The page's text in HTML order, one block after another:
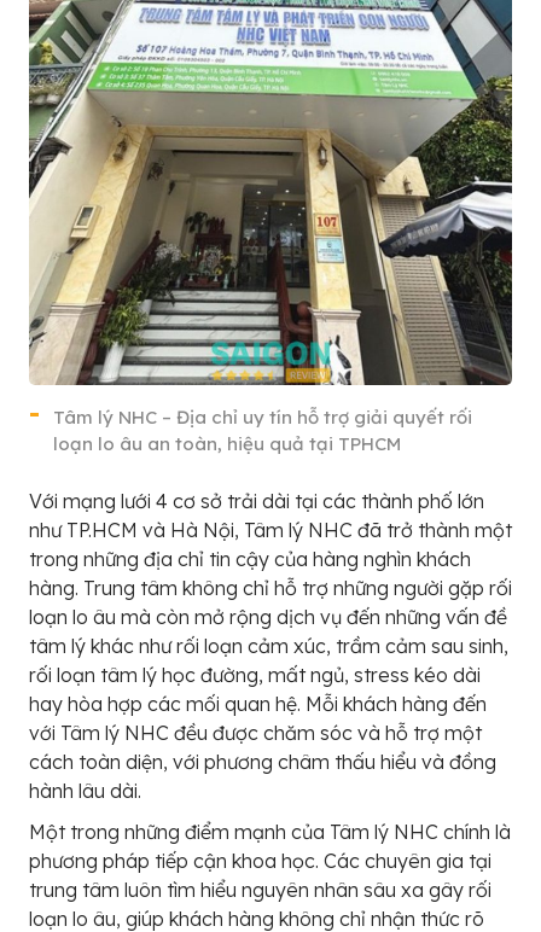
Tâm lý NHC – Địa chỉ uy tín hỗ trợ giải quyết rối
loạn lo âu an toàn, hiệu quả tại TPHCM
Với mạng lưới 4 cơ sở trải dài tại các thành phố lớn
như TP.HCM và Hà Nội, Tâm lý NHC đã trở thành một
trong những địa chỉ tin cậy của hàng nghìn khách
hàng. Trung tâm không chỉ hỗ trợ những người gặp rối
loạn lo âu mà còn mở rộng dịch vụ đến những vấn đề
tâm lý khác như rối loạn cảm xúc, trầm cảm sau sinh,
rối loạn tâm lý học đường, mất ngủ, stress kéo dài
hay hòa hợp các mối quan hệ. Mỗi khách hàng đến
với Tâm lý NHC đều được chăm sóc và hỗ trợ một
cách toàn diện, với phương châm thấu hiểu và đồng
hành lâu dài.
Một trong những điểm mạnh của Tâm lý NHC chính là
phương pháp tiếp cận khoa học. Các chuyên gia tại
trung tâm luôn tìm hiểu nguyên nhân sâu xa gây rối
loạn lo âu, giúp khách hàng không chỉ nhận thức rõ